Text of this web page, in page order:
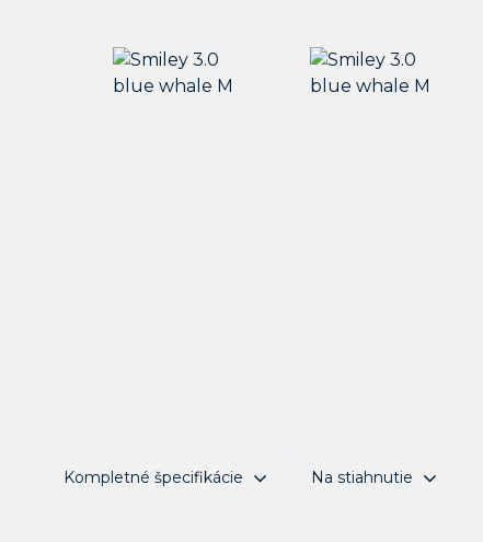
Kompletné špecifikácie Na stiahnutie